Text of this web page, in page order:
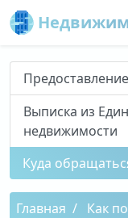
Выписка из
недвижимости
Куда
Главная
Как